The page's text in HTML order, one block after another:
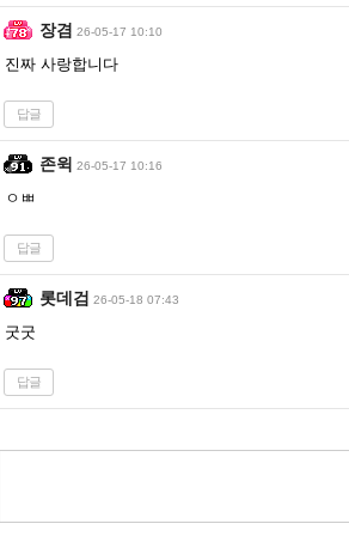
장겸 26-05-17 10:10
진짜 사랑합니다
답글
존윅 26-05-17 10:16
ㅇㅃ
답글
롯데검 26-05-18 07:43
굿굿
답글